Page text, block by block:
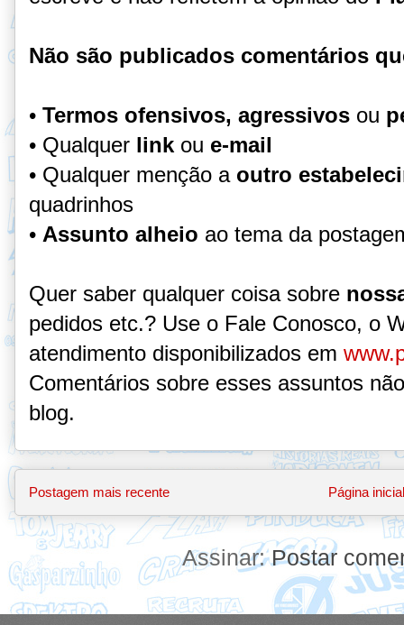
Não são publicados comentários
• Termos ofensivos, agressivos ou
• Qualquer link ou e-mail
• Qualquer menção a outro
quadrinhos
• Assunto alheio ao tema da
Quer saber qualquer coisa sobre
pedidos etc.? Use o Fale Conosco, o
atendimento disponibilizados em
Comentários sobre esses assuntos
blog.
Postagem mais recente Página inicial
Assinar:Postar